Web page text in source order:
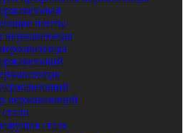
плиты
нержавеющая
нержавеющий
сталь